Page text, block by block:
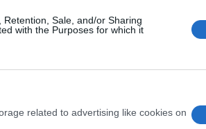
Sale, and/or Sharing
with the Purposes for which it
related to advertising like cookies on